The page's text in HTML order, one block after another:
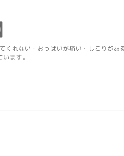
れない・おっぱいが痛い・しこりがあ
ます。